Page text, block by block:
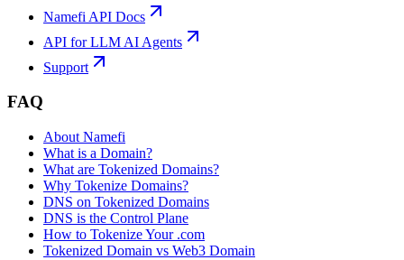
Namefi API Docs
API for LLM AI Agents
Support
FAQ
About Namefi
What is a Domain?
What are Tokenized Domains?
Why Tokenize Domains?
DNS on Tokenized Domains
DNS is the Control Plane
How to Tokenize Your .com
Tokenized Domain vs Web3 Domain